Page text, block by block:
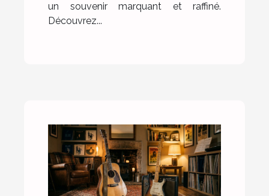
un souvenir marquant et raffiné.
Découvrez...